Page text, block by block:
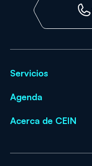
Servicios
Agenda
Acerca de CEIN